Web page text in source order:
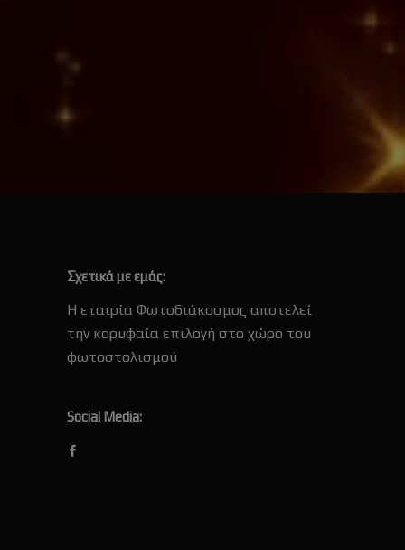
Σχετικά με εμάς:
Η εταιρία Φωτοδιάκοσμος αποτελεί
την κορυφαία επιλογή στο χώρο του
φωτοστολισμού
Social Media: